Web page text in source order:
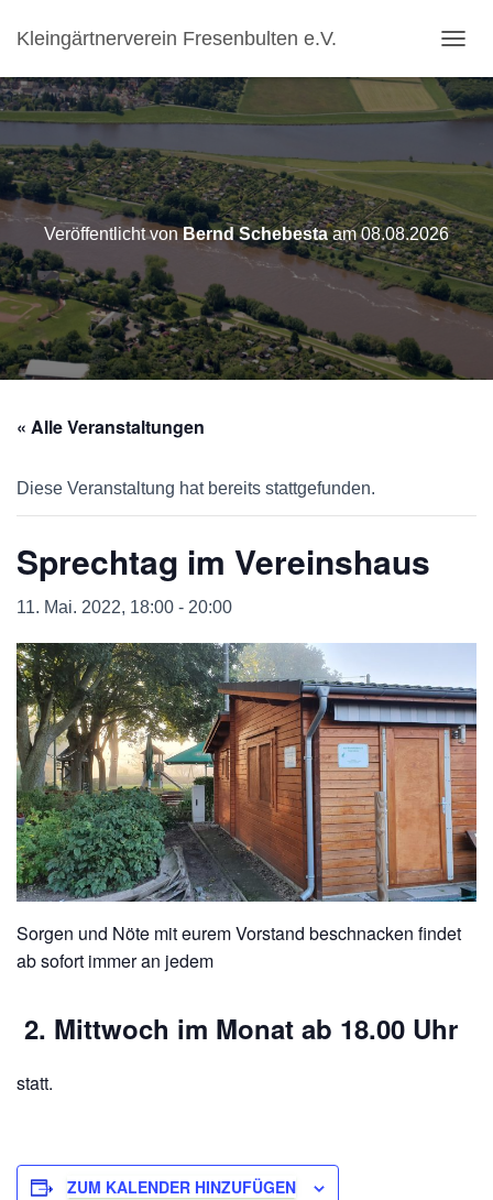
Kleingärtnerverein Fresenbulten e.V.
A
V
I
A
O
N
U
M
S
A
Veröffentlicht vonBernd Schebestaam08.08.2026
« Alle Veranstaltungen
Diese Veranstaltung hat bereits stattgefunden.
Sprechtag im Vereinshaus
11. Mai. 2022, 18:00 - 20:00
Sorgen und Nöte mit eurem Vorstand beschnacken findet
ab sofort immer an jedem
2. Mittwoch im Monat ab 18.00 Uhr
statt.
ZUM KALENDER HINZUFÜGEN